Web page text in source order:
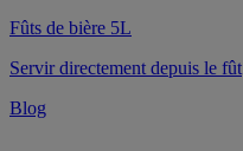
Fûts de bière 5L
Servir directement depuis le fût
Blog